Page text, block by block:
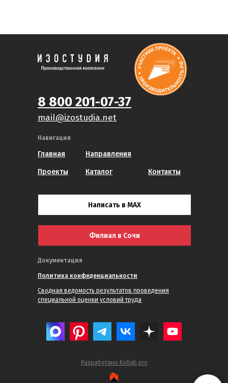
Главная
Политика конфеденциальности
Навигация
Документация
Направления
Каталог Контакты
8 800 201-07-37
Сводная ведомость результатов проведения
специальной оценки условий труда
Разработано Kollab.pro
Проекты
mail@izostudia.net
Написать в MAX
Филиал в Сочи